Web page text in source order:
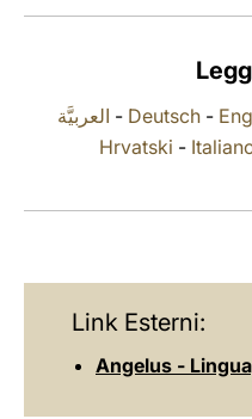
العربيَّة - Deutsch-
Hrvatski -
Link Esterni:
Angelus -